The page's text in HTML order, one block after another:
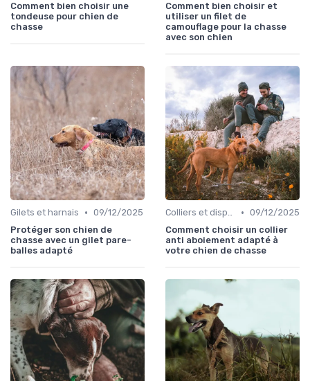
Comment bien choisir une
tondeuse pour chien de
chasse
Comment bien choisir et
utiliser un filet de
camouflage pour la chasse
avec son chien
Gilets et harnais • 09/12/2025
Protéger son chien de
chasse avec un gilet pare-
balles adapté
Colliers et dispositifs de suivi • 09/12/2025
Comment choisir un collier
anti aboiement adapté à
votre chien de chasse